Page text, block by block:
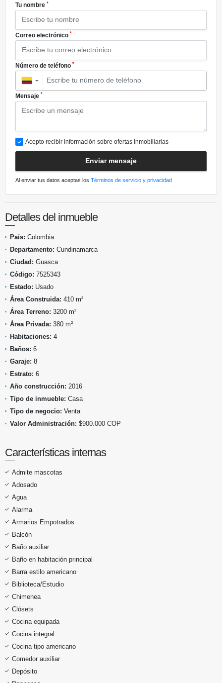
Tu nombre *
Correo electrónico *
Número de teléfono *
▼
Mensaje *
Acepto recibir información sobre ofertas inmobiliarias
Enviar mensaje
Al enviar tus datos aceptas los Términos de servicio y privacidad
Detalles del inmueble
País: Colombia
Departamento: Cundinamarca
Ciudad: Guasca
Código: 7525343
Estado: Usado
Área Construida: 410 m²
Área Terreno: 3200 m²
Área Privada: 380 m²
Habitaciones: 4
Baños: 6
Garaje: 8
Estrato: 6
Año construcción: 2016
Tipo de inmueble: Casa
Tipo de negocio: Venta
Valor Administración: $900.000 COP
Características internas
Admite mascotas
Adosado
Agua
Alarma
Armarios Empotrados
Balcón
Baño auxiliar
Baño en habitación principal
Barra estilo americano
Biblioteca/Estudio
Chimenea
Clósets
Cocina equipada
Cocina integral
Cocina tipo americano
Comedor auxiliar
Depósito